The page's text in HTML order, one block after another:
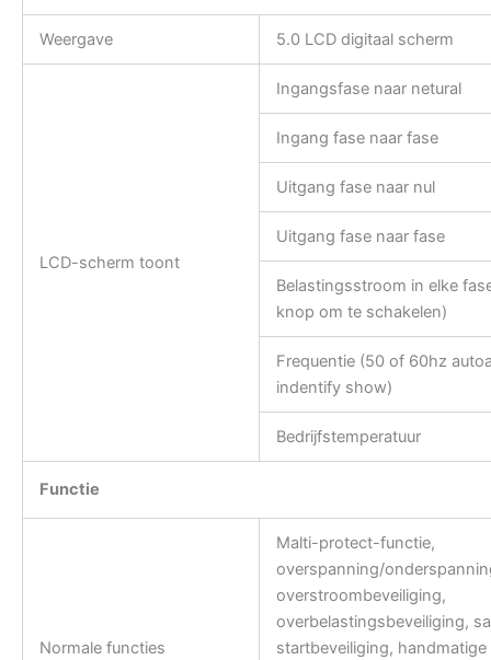
Weergave 5.0 LCD digitaal scherm
LCD-scherm toont
Ingangsfase naar netural
Ingang fase naar fase
Uitgang fase naar nul
Uitgang fase naar fase
Belastingsstroom in elke
knop om te schakelen)
Frequentie (50 of 60hz
indentify show)
Bedrijfstemperatuur
Functie
Normale functies
Malti-protect-functie,
overspanning/
overstroombeveiliging,
overbelastingsbeveiliging,
startbeveiliging, handmatige